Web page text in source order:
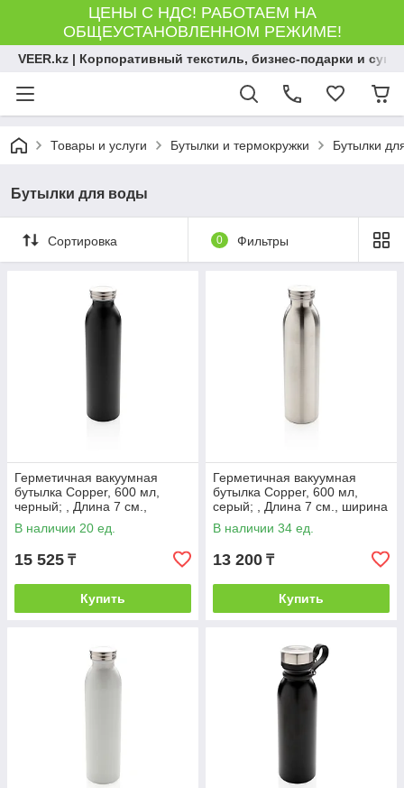
ЦЕНЫ С НДС! РАБОТАЕМ НА
ОБЩЕУСТАНОВЛЕННОМ РЕЖИМЕ!
VEER.kz | Корпоративный текстиль, бизнес-подарки и
Товары и услуги Бутылки и термокружки Бутылки
Бутылки для воды
Сортировка 0 Фильтры
Герметичная вакуумная
бутылка Copper, 600 мл,
черный; , Длина 7 см.,
ширина 7 см., высота 26 см.,
диаметр 6,5
В наличии 20 ед.
15 525 ₸
Купить
Герметичная вакуумная
бутылка Copper, 600 мл,
серый; , Длина 7 см., ширина
7 см., высота 26 см., диаметр
6,5
В наличии 34 ед.
13 200 ₸
Купить